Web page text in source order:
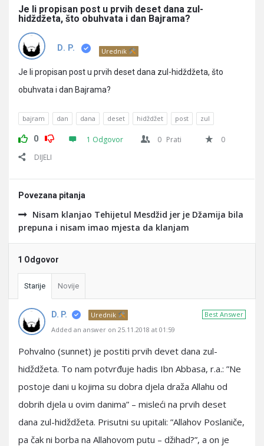
Latest
Pitanja
Je li propisan post u prvih deset dana zul-
hidždžeta, što obuhvata i dan Bajrama?
D. P. Urednik
Je li propisan post u prvih deset dana zul-hidždžeta, što
obuhvata i dan Bajrama?
bajram dan dana deset hidždžet post zul
0 1 Odgovor 0 Prati
0
DIJELI
Povezana pitanja
Nisam klanjao Tehijetul Mesdžid jer je Džamija bila
prepuna i nisam imao mjesta da klanjam
1 Odgovor
Starije Novije
Best Answer
D. P.
Urednik
Added an answer on 25.11.2018 at 01:59
Pohvalno (sunnet) je postiti prvih devet dana zul-
hidždžeta. To nam potvrđuje hadis Ibn Abbasa, r.a.: ”Ne
postoje dani u kojima su dobra djela draža Allahu od
dobrih djela u ovim danima” – misleći na prvih deset
dana zul-hidždžeta. Prisutni su upitali: ”Allahov Poslaniče,
pa čak ni borba na Allahovom putu – džihad?”, a on je